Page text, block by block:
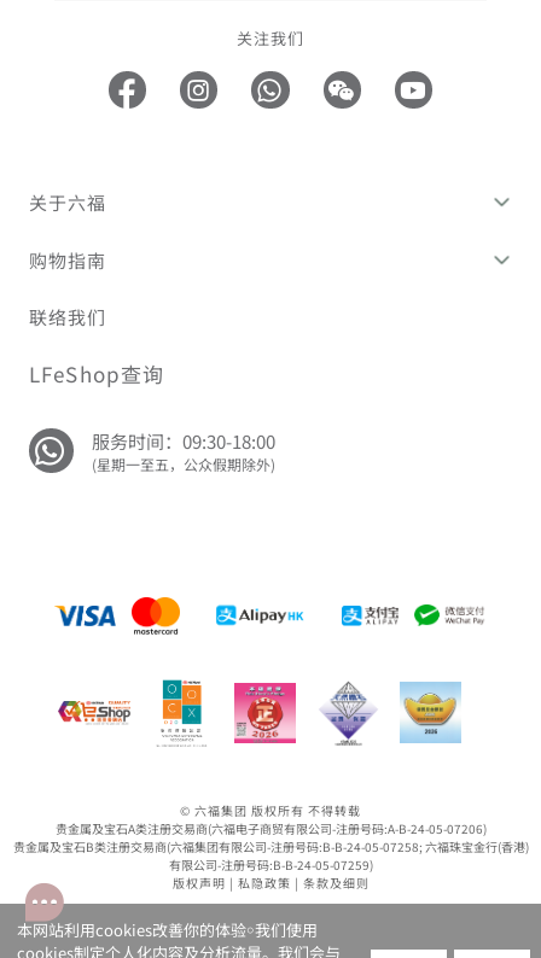
关注我们
关于六福
购物指南
联络我们
LFeShop查询
服务时间：09:30-18:00
(星期一至五，公众假期除外)
© 六福集团 版权所有 不得转载
贵金属及宝石A类注册交易商(六福电子商贸有限公司-注册号码:A-B-24-05-07206)
贵金属及宝石B类注册交易商(六福集团有限公司-注册号码:B-B-24-05-07258; 六福珠宝金行(香港)
有限公司-注册号码:B-B-24-05-07259)
版权声明 | 私隐政策 | 条款及细则
本网站利用cookies改善你的体验￮我们使用
cookies制定个人化内容及分析流量。我们会与